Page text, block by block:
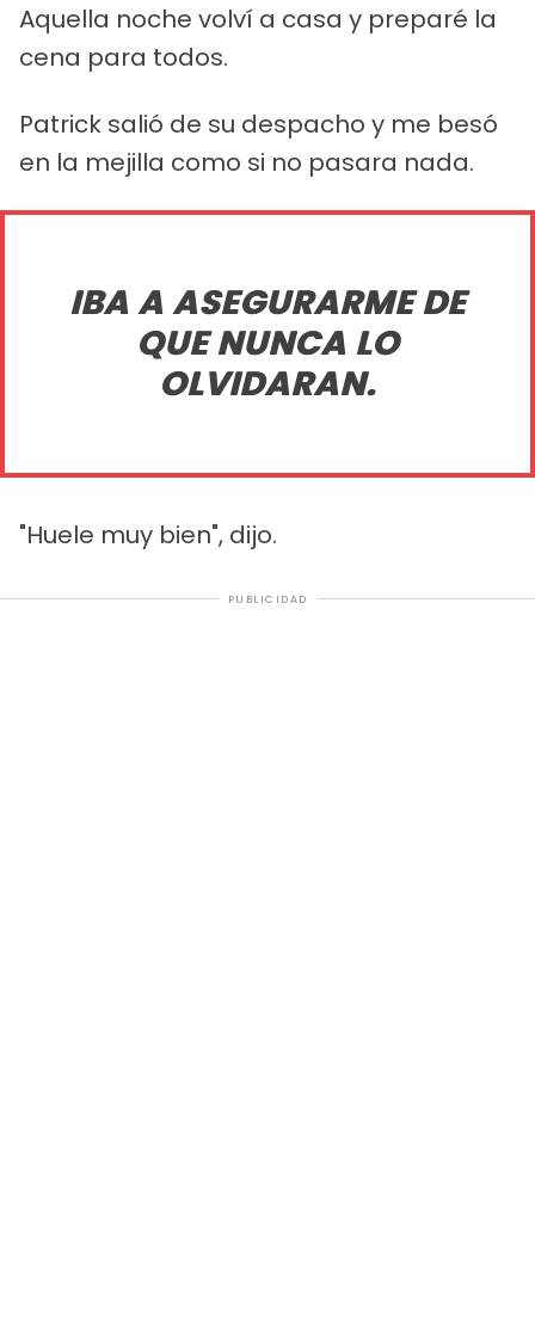
Aquella noche volví a casa y preparé la
cena para todos.
Patrick salió de su despacho y me besó
en la mejilla como si no pasara nada.
IBA A ASEGURARME DE
QUE NUNCA LO
OLVIDARAN.
"Huele muy bien", dijo.
PUBLICIDAD